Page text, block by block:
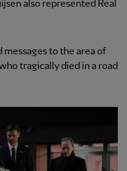
also represented Real
to the area of
tragically died in a road